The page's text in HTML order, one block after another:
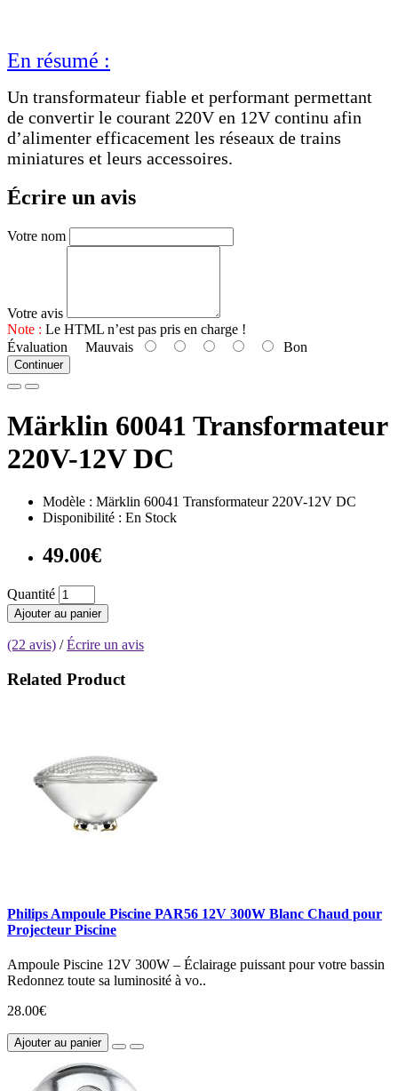
En résumé :
Un transformateur fiable et performant permettant
de convertir le courant 220V en 12V continu afin
d’alimenter efficacement les réseaux de trains
miniatures et leurs accessoires.
Écrire un avis
Votre nom
Votre avis
Note : Le HTML n’est pas pris en charge !
Évaluation Mauvais Bon
Continuer
Märklin 60041 Transformateur
220V-12V DC
Modèle : Märklin 60041 Transformateur 220V-12V DC
Disponibilité : En Stock
49.00€
Quantité
Ajouter au panier
(22 avis) /Écrire un avis
Related Product
Philips Ampoule Piscine PAR56 12V 300W Blanc Chaud pour
Projecteur Piscine
Ampoule Piscine 12V 300W – Éclairage puissant pour votre bassin
Redonnez toute sa luminosité à vo..
28.00€
Ajouter au panier